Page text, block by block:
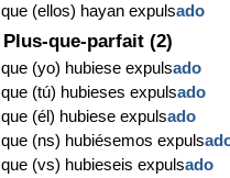
que (ellos) hayan expulsado
Plus-que-parfait (2)
que (yo) hubiese expulsado
que (tú) hubieses expulsado
que (él) hubiese expulsado
que (ns) hubiésemos expuls
que (vs) hubieseis expulsado